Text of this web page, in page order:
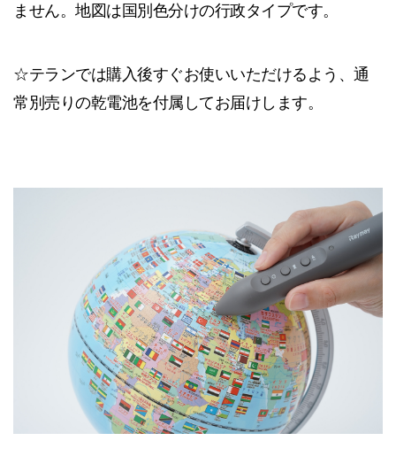
ません。地図は国別色分けの行政タイプです。
☆テランでは購入後すぐお使いいただけるよう、通
常別売りの乾電池を付属してお届けします。